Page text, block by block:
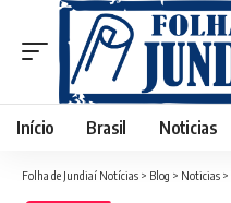
Início Brasil Noticias
Folha de Jundiaí Notícias > Blog > Noticias >